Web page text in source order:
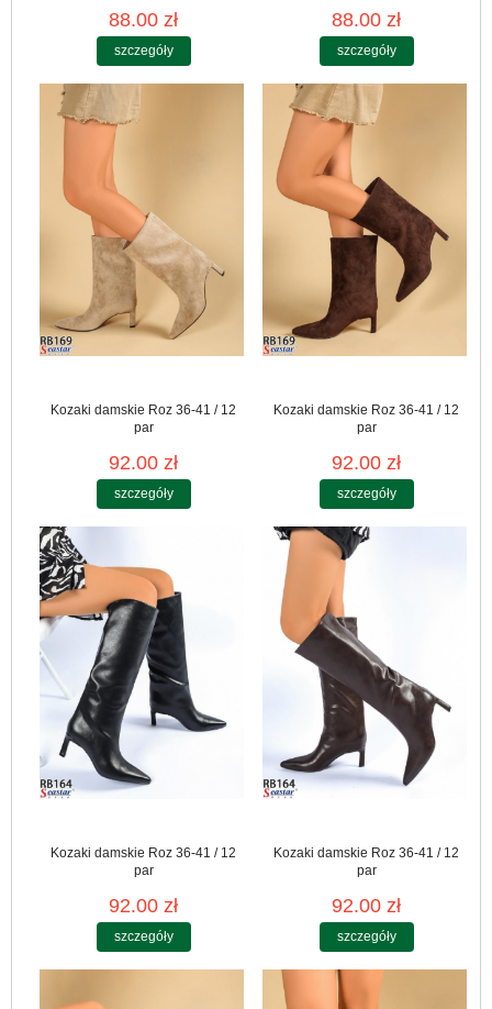
88.00 zł
szczegóły
88.00 zł
szczegóły
Kozaki damskie Roz 36-41 / 12
par
92.00 zł
szczegóły
Kozaki damskie Roz 36-41 / 12
par
92.00 zł
szczegóły
Kozaki damskie Roz 36-41 / 12
par
92.00 zł
szczegóły
Kozaki damskie Roz 36-41 / 12
par
92.00 zł
szczegóły